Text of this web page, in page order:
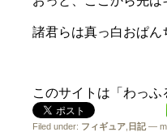
諸君らは真っ白おぱん
このサイトは「わっふ
Filed under: フィギュア 日記—